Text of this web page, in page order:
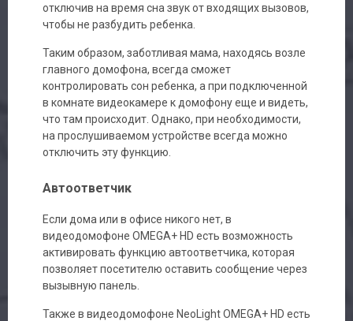
отключив на время сна звук от входящих вызовов,
чтобы не разбудить ребенка.
Таким образом, заботливая мама, находясь возле
главного домофона, всегда сможет
контролировать сон ребенка, а при подключенной
в комнате видеокамере к домофону еще и видеть,
что там происходит. Однако, при необходимости,
на прослушиваемом устройстве всегда можно
отключить эту функцию.
Автоответчик
Если дома или в офисе никого нет, в
видеодомофоне OMEGA+ HD есть возможность
активировать функцию автоответчика, которая
позволяет посетителю оставить сообщение через
вызывную панель.
Также в видеодомофоне NeoLight OMEGA+ HD есть